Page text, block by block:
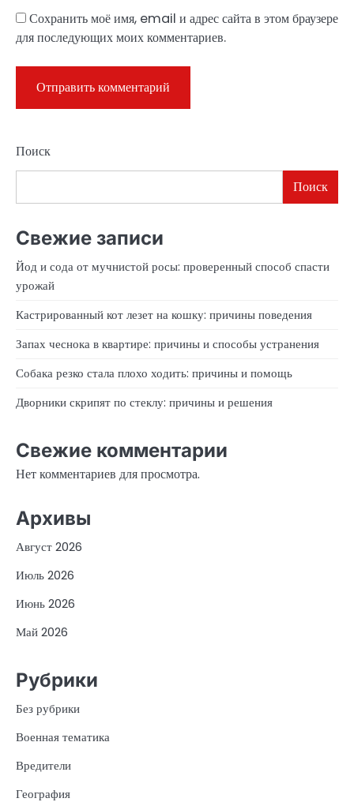
Сохранить моё имя, email и адрес сайта в этом браузере
для последующих моих комментариев.
Поиск
Поиск
Свежие записи
Йод и сода от мучнистой росы: проверенный способ спасти
урожай
Кастрированный кот лезет на кошку: причины поведения
Запах чеснока в квартире: причины и способы устранения
Собака резко стала плохо ходить: причины и помощь
Дворники скрипят по стеклу: причины и решения
Свежие комментарии
Нет комментариев для просмотра.
Архивы
Август 2026
Июль 2026
Июнь 2026
Май 2026
Рубрики
Без рубрики
Военная тематика
Вредители
География